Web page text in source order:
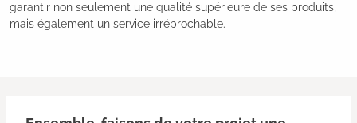
garantir non seulement une qualité supérieure de ses produits,
mais également un service irréprochable.